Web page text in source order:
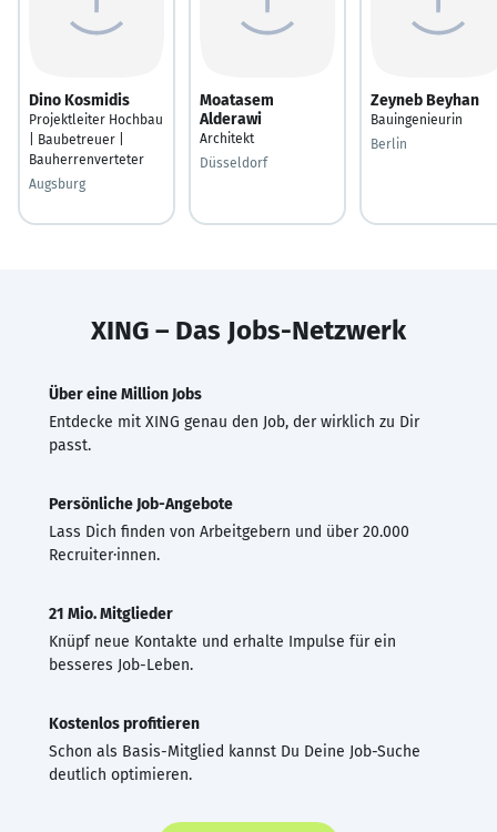
Dino Kosmidis
Projektleiter Hochbau
| Baubetreuer |
Bauherrenverteter
Augsburg
Moatasem
Alderawi
Architekt
Düsseldorf
Zeyneb Beyhan
Bauingenieurin
Berlin
XING – Das Jobs-Netzwerk
Über eine Million Jobs
Entdecke mit XING genau den Job, der wirklich zu Dir
passt.
Persönliche Job-Angebote
Lass Dich finden von Arbeitgebern und über 20.000
Recruiter·innen.
21 Mio. Mitglieder
Knüpf neue Kontakte und erhalte Impulse für ein
besseres Job-Leben.
Kostenlos profitieren
Schon als Basis-Mitglied kannst Du Deine Job-Suche
deutlich optimieren.